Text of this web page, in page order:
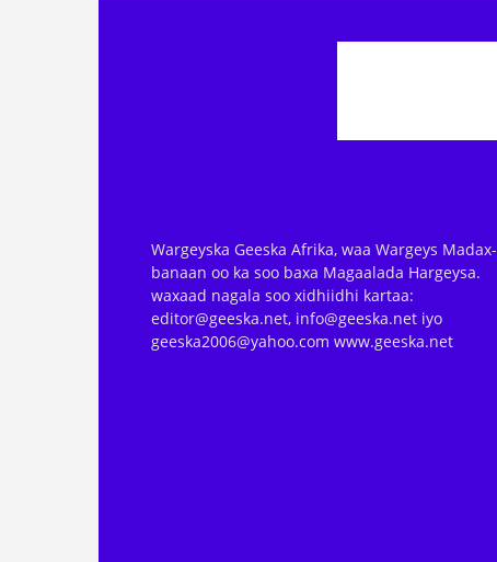
Wargeyska Geeska Afrika, waa Wargeys Madax-
banaan oo ka soo baxa Magaalada Hargeysa.
waxaad nagala soo xidhiidhi kartaa:
editor@geeska.net, info@geeska.net iyo
geeska2006@yahoo.com www.geeska.net